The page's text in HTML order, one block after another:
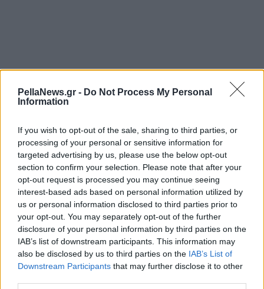
PellaNews.gr - Do Not Process My Personal
Information
If you wish to opt-out of the sale, sharing to third parties, or
processing of your personal or sensitive information for
targeted advertising by us, please use the below opt-out
section to confirm your selection. Please note that after your
opt-out request is processed you may continue seeing
interest-based ads based on personal information utilized by
us or personal information disclosed to third parties prior to
your opt-out. You may separately opt-out of the further
disclosure of your personal information by third parties on the
IAB’s list of downstream participants. This information may
also be disclosed by us to third parties on the IAB’s List of
Downstream Participants that may further disclose it to other